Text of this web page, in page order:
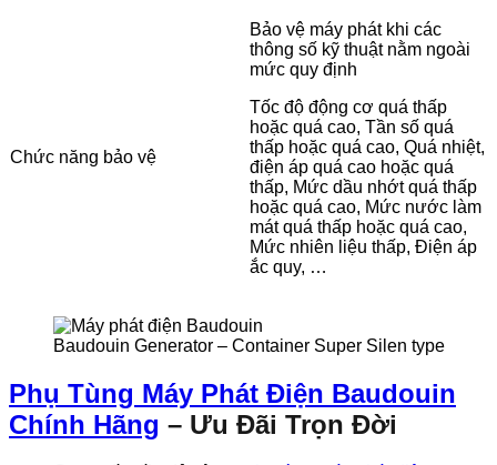
Chức năng bảo vệ
Bảo vệ máy phát khi các
thông số kỹ thuật nằm ngoài
mức quy định
Tốc độ động cơ quá thấp
hoặc quá cao, Tần số quá
thấp hoặc quá cao, Quá nhiệt,
điện áp quá cao hoặc quá
thấp, Mức dầu nhớt quá thấp
hoặc quá cao, Mức nước làm
mát quá thấp hoặc quá cao,
Mức nhiên liệu thấp, Điện áp
ắc quy, …
Baudouin Generator – Container Super Silen type
Phụ Tùng Máy Phát Điện Baudouin
Chính Hãng – Ưu Đãi Trọn Đời